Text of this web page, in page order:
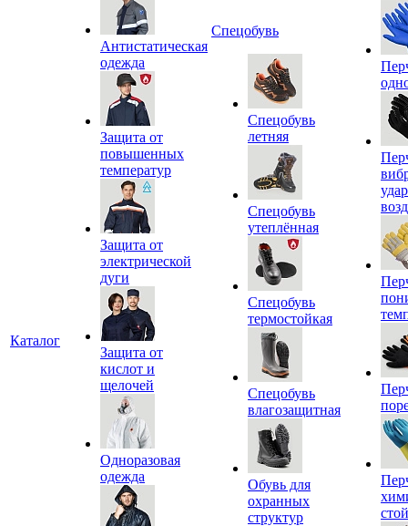
Каталог
Антистатическая
одежда
Защита от
повышенных
температур
Защита от
электрической
дуги
Защита от
кислот и
щелочей
Одноразовая
одежда
Спецобувь
Спецобувь
летняя
Спецобувь
утеплённая
Спецобувь
термостойкая
Спецобувь
влагозащитная
Обувь для
охранных
структур